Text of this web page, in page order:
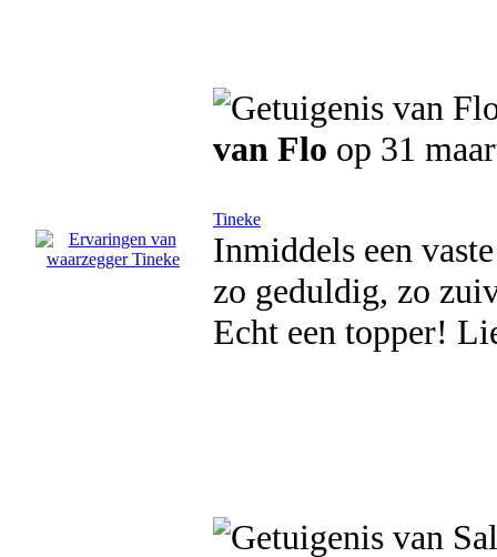
van Flo op 31
Tineke
Inmiddels een
zo geduldig, zo
Echt een topper!